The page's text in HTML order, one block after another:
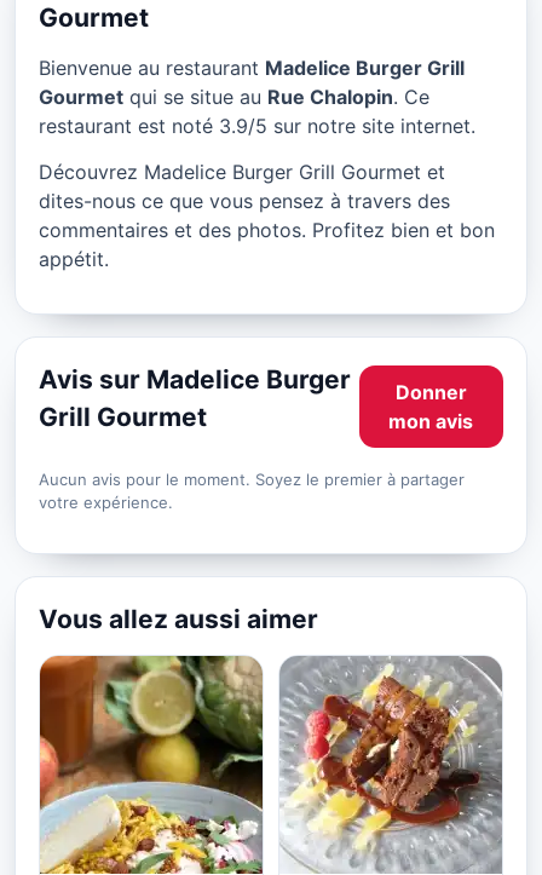
★ 3.9/5
Gourmet
Bienvenue au restaurant Madelice Burger Grill
Gourmet qui se situe au Rue Chalopin. Ce
restaurant est noté 3.9/5 sur notre site internet.
Découvrez Madelice Burger Grill Gourmet et
dites-nous ce que vous pensez à travers des
commentaires et des photos. Profitez bien et bon
appétit.
Avis sur Madelice Burger
Grill Gourmet
Donner
mon avis
Aucun avis pour le moment. Soyez le premier à partager
votre expérience.
Vous allez aussi aimer